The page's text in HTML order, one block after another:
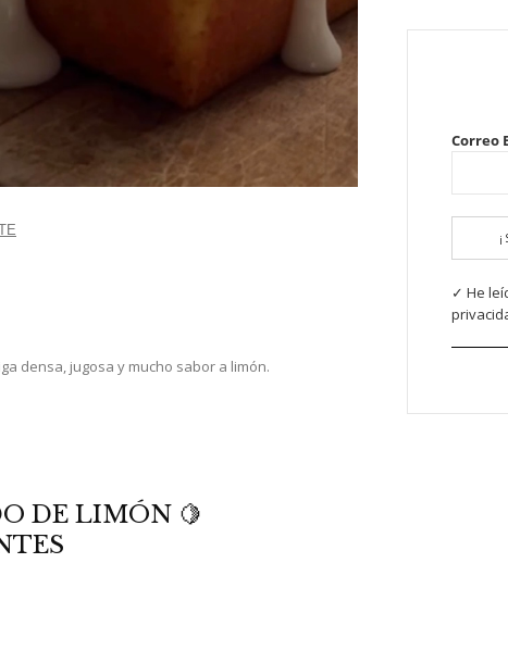
densa, jugosa y mucho sabor a limón.
DE LIMÓN 🍋
Correo
✓ He